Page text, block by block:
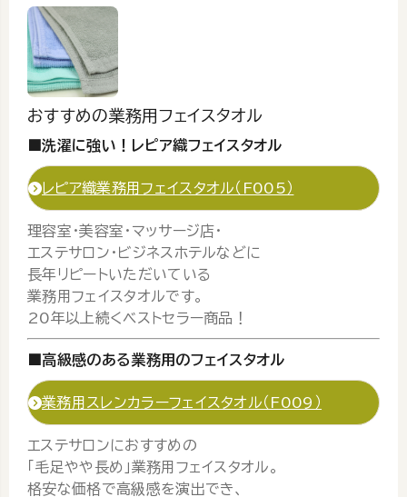
おすすめの業務用フェイスタオル
■洗濯に強い！レピア織フェイスタオル
レピア織業務用フェイスタオル（F005）
理容室・美容室・マッサージ店・
エステサロン・ビジネスホテルなどに
長年リピートいただいている
業務用フェイスタオルです。
20年以上続くベストセラー商品！
■高級感のある業務用のフェイスタオル
業務用スレンカラーフェイスタオル（F009）
エステサロンにおすすめの
「毛足やや長め」業務用フェイスタオル。
格安な価格で高級感を演出でき、